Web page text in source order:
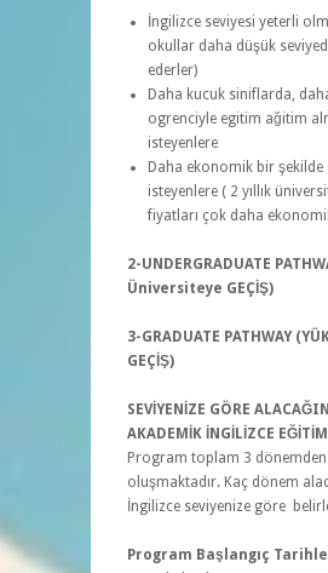
İngilizce seviyesi yeterli
okullar daha düşük
ederler)
Daha kucuk siniflarda,
ogrenciyle egitim ağitim
isteyenlere
Daha ekonomik bir
isteyenlere ( 2 yıllık
fiyatları çok daha
2-UNDERGRADUATE
Üniversiteye GEÇİŞ)
3-GRADUATE PATHWAY
GEÇİŞ)
SEVİYENİZE GÖRE
AKADEMİK İNGİLİZCE
Program toplam 3 dönemden
oluşmaktadır. Kaç dönem
İngilizce seviyenize göre
Program Başlangıç